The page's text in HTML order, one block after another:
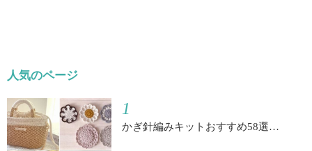
人気のページ
1
かぎ針編みキットおすすめ58選…